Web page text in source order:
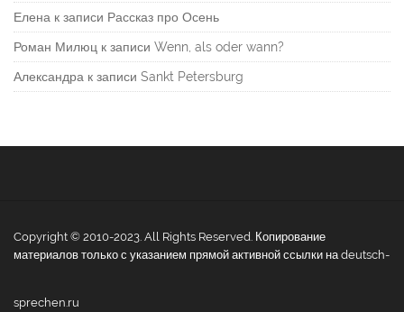
Елена к записи Рассказ про Осень
Роман Милюц к записи Wenn, als oder wann?
Александра к записи Sankt Petersburg
Copyright © 2010-2023. All Rights Reserved. Копирование
материалов только с указанием прямой активной ссылки на deutsch-
sprechen.ru